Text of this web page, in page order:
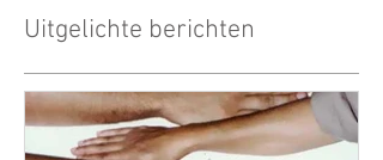
Uitgelichte berichten